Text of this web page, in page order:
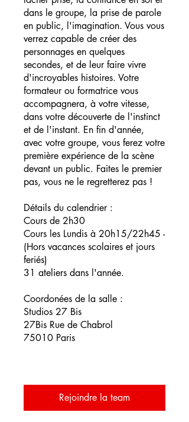
dans le groupe, la prise de parole
en public, l'imagination. Vous vous
verrez capable de créer des
personnages en quelques
secondes, et de leur faire vivre
d'incroyables histoires. Votre
formateur ou formatrice vous
accompagnera, à votre vitesse,
dans votre découverte de l'instinct
et de l'instant. En fin d'année,
avec votre groupe, vous ferez votre
première expérience de la scène
devant un public. Faites le premier
pas, vous ne le regretterez pas !
Détails du calendrier :
Cours de 2h30
Cours les Lundis à 20h15/22h45 -
(Hors vacances scolaires et jours
feriés)
31 ateliers dans l'année.
Coordonées de la salle :
Studios 27 Bis
27Bis Rue de Chabrol
75010 Paris
Rejoindre la team